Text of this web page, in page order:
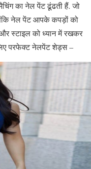
का नेल पेंट ढूंढती हैं. जो
नेल पेंट आपके कपड़ों को
स्टाइल को ध्यान में रखकर
परफेक्ट नेलपेंट शेड्स –